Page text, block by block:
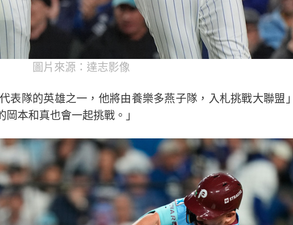
圖片來源：達志影像
表隊的英雄之一，他將由養樂多燕子隊，入札挑戰大聯盟
本和真也會一起挑戰。」